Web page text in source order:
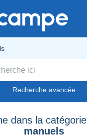
Recherche avancée
dans la catégorie
manuels